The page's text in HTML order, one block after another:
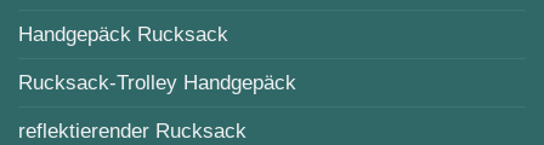
Handgepäck Rucksack
Rucksack-Trolley Handgepäck
reflektierender Rucksack